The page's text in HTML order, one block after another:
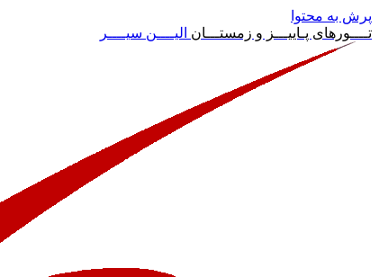
پرش به محتوا
تــــورهای پـاییـــز و زمستـــان الیــــن سیــــر